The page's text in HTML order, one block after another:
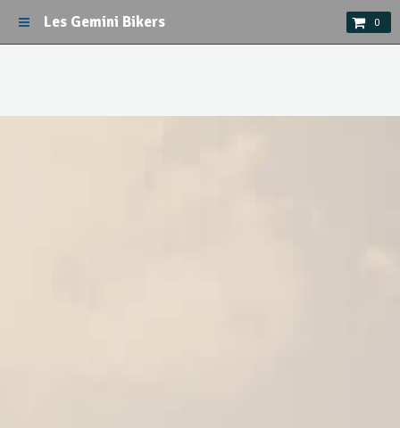
Les Gemini Bikers 0